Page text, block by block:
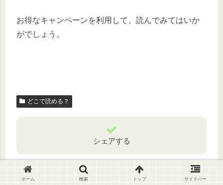
お得なキャンペーンを利用して、読んでみてはいか
がでしょう。
どこで読める？
シェアする
ホーム 検索 トップ サイドバー